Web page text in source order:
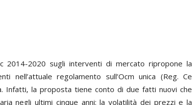
2014-2020 sugli interventi di mercato ripropone la
nell’attuale regolamento sull’Ocm unica (Reg. Ce
Infatti, la proposta tiene conto di due fatti nuovi che
negli ultimi cinque anni: la volatilità dei prezzi e la